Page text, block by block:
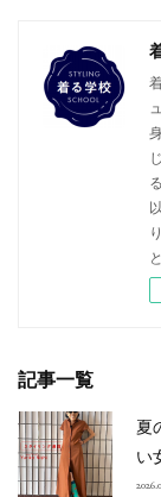
記事一覧
夏
い